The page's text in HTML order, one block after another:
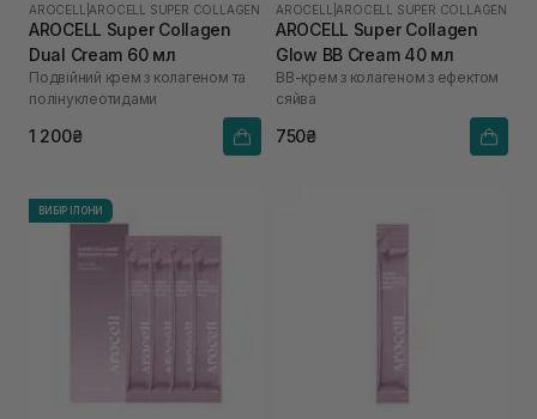
AROCELL AROCELL SUPER COLLAGEN
AROCELL Super Collagen
Dual Cream 60 мл
Подвійний крем з колагеном та
полінуклеотидами
1 200₴
AROCELL AROCELL SUPER COLLAGEN
AROCELL Super Collagen
Glow BB Cream 40 мл
ВВ-крем з колагеном з ефектом
сяйва
750₴
ВИБІР ІЛОНИ